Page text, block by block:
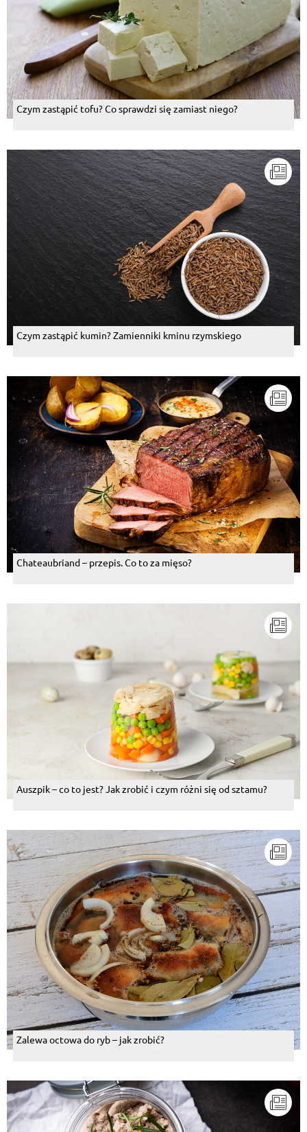
Czym zastąpić tofu? Co sprawdzi się zamiast niego?
Czym zastąpić kumin? Zamienniki kminu rzymskiego
Chateaubriand – przepis. Co to za mięso?
Auszpik – co to jest? Jak zrobić i czym różni się od sztamu?
Zalewa octowa do ryb – jak zrobić?